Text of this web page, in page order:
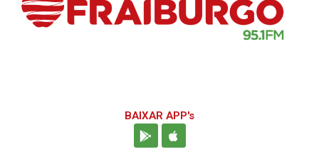
BAIXAR APP's